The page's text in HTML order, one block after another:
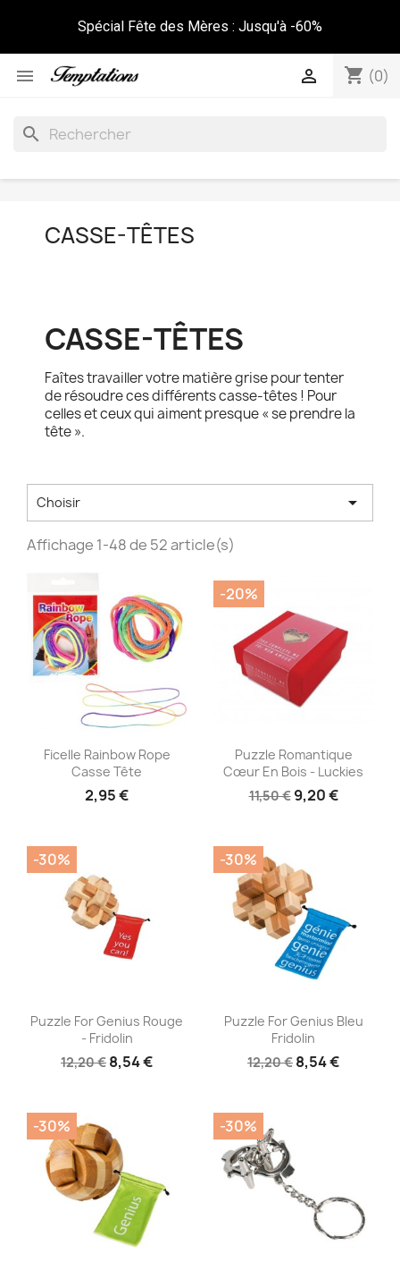
Spécial Fête des Mères : Jusqu'à -60%
 shopping_cart (0)

search
CASSE-TÊTES
CASSE-TÊTES
Faîtes travailler votre matière grise pour tenter
de résoudre ces différents casse-têtes ! Pour
celles et ceux qui aiment presque « se prendre la
tête ».
Choisir 
Affichage 1-48 de 52 article(s)
Aperçu rapide
Ficelle Rainbow Rope
Casse Tête
2,95 €
Aperçu rapide
Puzzle Romantique
Cœur En Bois - Luckies
11,50 € 9,20 €
-20%
Aperçu rapide
Puzzle For Genius Rouge
- Fridolin
12,20 € 8,54 €
-30%
Aperçu rapide
Puzzle For Genius Bleu
Fridolin
12,20 € 8,54 €
-30%
-30% -30%